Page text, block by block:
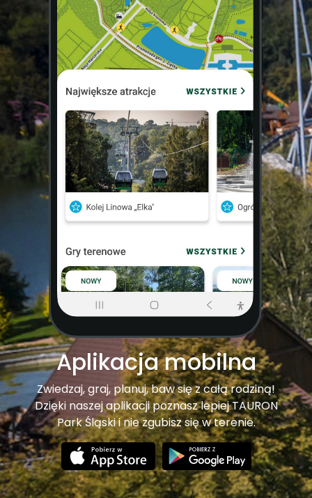
Aplikacja mobilna
Zwiedzaj, graj, planuj, baw się z całą rodziną!
Dzięki naszej aplikacji poznasz lepiej TAURON
Park Śląski i nie zgubisz się w terenie.